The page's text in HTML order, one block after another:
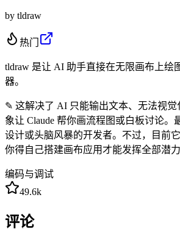
by tldraw
热门
tldraw 是让 AI 助手直接在无限画布上绘
器。
✎ 这解决了 AI 只能输出文本、无法视
象让 Claude 帮你画流程图或白板讨论。
设计或头脑风暴的开发者。不过，目前
你得自己搭建画布应用才能发挥全部潜力
编码与调试
49.6k
评论